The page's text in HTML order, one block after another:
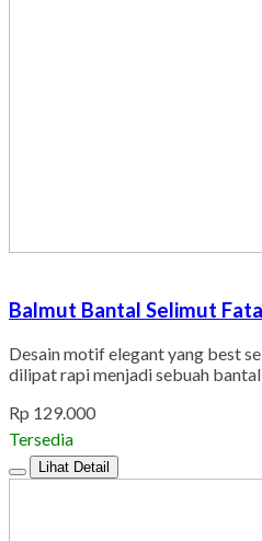
Balmut Bantal Selimut
Desain motif elegant yang best
dilipat rapi menjadi sebuah
Rp 129.000
Tersedia
Lihat Detail